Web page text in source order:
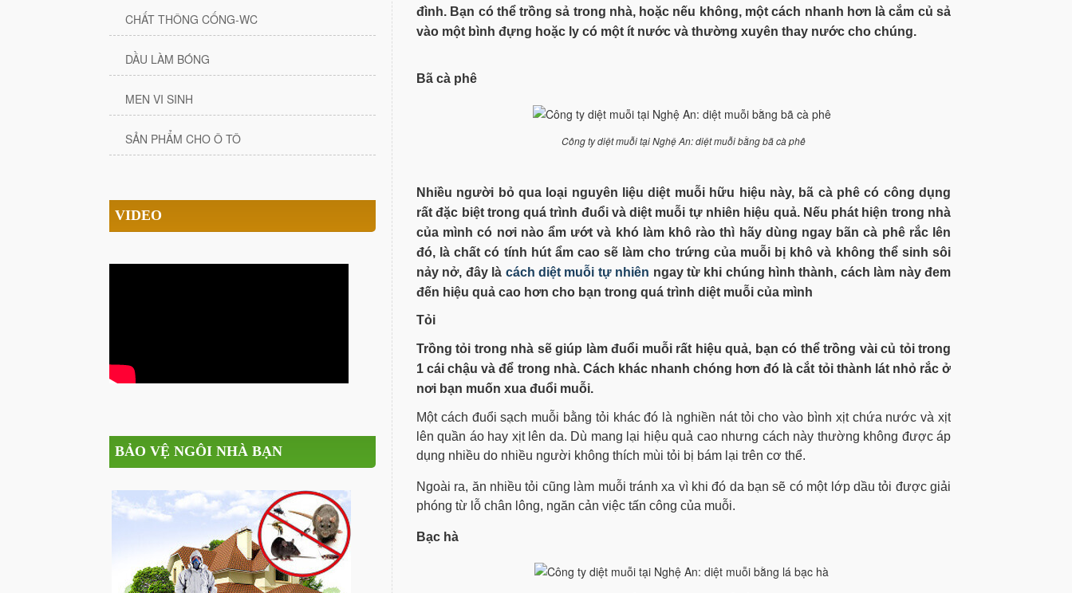
đình. Bạn có thể trồng sả trong nhà, hoặc nếu không, một cách nhanh hơn là cắm củ sả
vào một bình đựng hoặc ly có một ít nước và thường xuyên thay nước cho chúng.
Bã cà phê
Công ty diệt muỗi tại Nghệ An: diệt muỗi bằng bã cà phê
Nhiều người bỏ qua loại nguyên liệu diệt muỗi hữu hiệu này, bã cà phê có công dụng
rất đặc biệt trong quá trình đuổi và diệt muỗi tự nhiên hiệu quả. Nếu phát hiện trong nhà
của mình có nơi nào ẩm ướt và khó làm khô rào thì hãy dùng ngay bãn cà phê rắc lên
đó, là chất có tính hút ẩm cao sẽ làm cho trứng của muỗi bị khô và không thể sinh sôi
nảy nở, đây là cách diệt muỗi tự nhiên ngay từ khi chúng hình thành, cách làm này đem
đến hiệu quả cao hơn cho bạn trong quá trình diệt muỗi của mình
Tỏi
Trồng tỏi trong nhà sẽ giúp làm đuổi muỗi rất hiệu quả, bạn có thể trồng vài củ tỏi trong
1 cái chậu và để trong nhà. Cách khác nhanh chóng hơn đó là cắt tỏi thành lát nhỏ rắc ở
nơi bạn muốn xua đuổi muỗi.
Một cách đuổi sạch muỗi bằng tỏi khác đó là nghiền nát tỏi cho vào bình xịt chứa nước và xịt
lên quần áo hay xịt lên da. Dù mang lại hiệu quả cao nhưng cách này thường không được áp
dụng nhiều do nhiều người không thích mùi tỏi bị bám lại trên cơ thể.
Ngoài ra, ăn nhiều tỏi cũng làm muỗi tránh xa vì khi đó da bạn sẽ có một lớp dầu tỏi được giải
phóng từ lỗ chân lông, ngăn cản việc tấn công của muỗi.
Bạc hà
CHẤT THÔNG CỐNG-WC
DẦU LÀM BÓNG
MEN VI SINH
SẢN PHẨM CHO Ô TÔ
VIDEO
BẢO VỆ NGÔI NHÀ BẠN